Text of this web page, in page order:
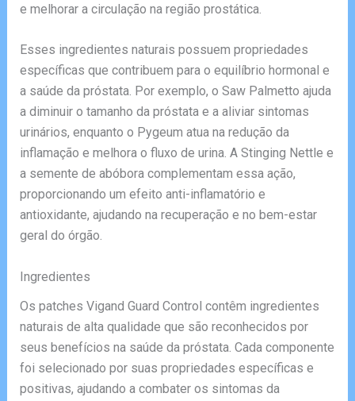
e melhorar a circulação na região prostática.
Esses ingredientes naturais possuem propriedades
específicas que contribuem para o equilíbrio hormonal e
a saúde da próstata. Por exemplo, o Saw Palmetto ajuda
a diminuir o tamanho da próstata e a aliviar sintomas
urinários, enquanto o Pygeum atua na redução da
inflamação e melhora o fluxo de urina. A Stinging Nettle e
a semente de abóbora complementam essa ação,
proporcionando um efeito anti-inflamatório e
antioxidante, ajudando na recuperação e no bem-estar
geral do órgão.
Ingredientes
Os patches Vigand Guard Control contêm ingredientes
naturais de alta qualidade que são reconhecidos por
seus benefícios na saúde da próstata. Cada componente
foi selecionado por suas propriedades específicas e
positivas, ajudando a combater os sintomas da